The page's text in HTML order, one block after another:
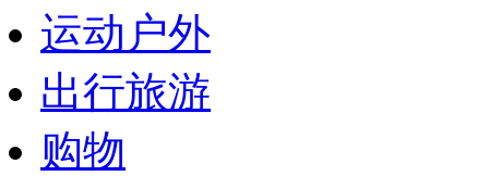
运动户外
出行旅游
购物